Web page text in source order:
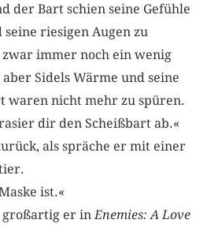
der Bart schien seine Gefühle
riesigen Augen zu
zwar immer noch ein wenig
aber Sidels Wärme und seine
waren nicht mehr zu spüren.
dir den Scheißbart ab.«
als spräche er mit einer
ist.«
großartig er inEnemies: A Love